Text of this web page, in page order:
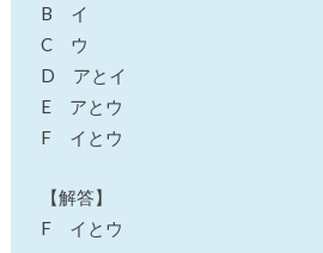
B イ
C ウ
D アとイ
E アとウ
F イとウ
【解答】
F イとウ